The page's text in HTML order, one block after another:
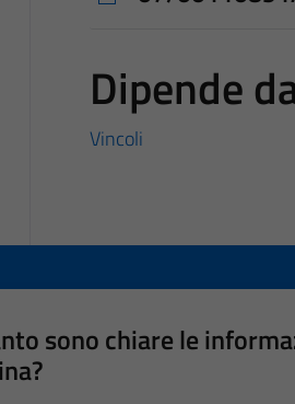
Dipende
Vincoli
sono chiare le